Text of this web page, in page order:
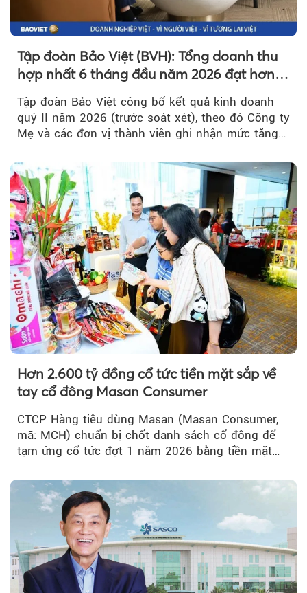
Tập đoàn Bảo Việt (BVH): Tổng doanh thu
hợp nhất 6 tháng đầu năm 2026 đạt hơn
Tập đoàn Bảo Việt công bố kết quả kinh doanh
quý II năm 2026 (trước soát xét), theo đó Công ty
Mẹ và các đơn vị thành viên ghi nhận mức tăng
Hơn 2.600 tỷ đồng cổ tức tiền mặt sắp về
tay cổ đông Masan Consumer
CTCP Hàng tiêu dùng Masan (Masan Consumer,
mã: MCH) chuẩn bị chốt danh sách cổ đông để
tạm ứng cổ tức đợt 1 năm 2026 bằng tiền mặt